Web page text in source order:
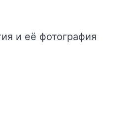
и её фотография